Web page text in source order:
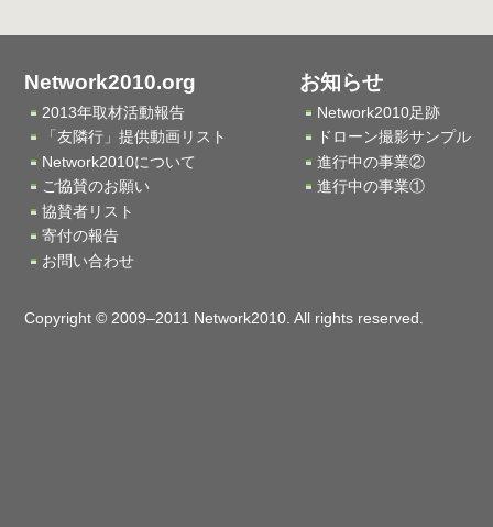
Network2010.org
2013年取材活動報告
「友隣行」提供動画リスト
Network2010について
ご協賛のお願い
協賛者リスト
寄付の報告
お問い合わせ
お知らせ
Network2010足跡
ドローン撮影サンプル
進行中の事業②
進行中の事業①
Copyright © 2009–2011 Network2010. All rights reserved.